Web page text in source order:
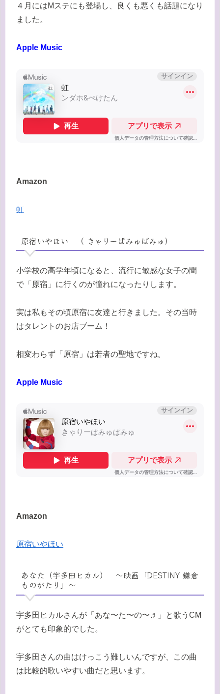
４月にはMステにも登場し、良くも悪くも話題になり
ました。
Apple Music
Amazon
虹
原宿いやほい （ きゃりーぱみゅぱみゅ）
小学校の高学年頃になると、流行に敏感な女子の間
で「原宿」に行くのが憧れになったりします。
実は私もその頃原宿に友達と行きました。その当時
はタレントのお店ブーム！
相変わらず「原宿」は若者の聖地ですね。
Apple Music
Amazon
原宿いやほい
あなた（宇多田ヒカル） 〜映画「DESTINY 鎌倉
ものがたり」〜
宇多田ヒカルさんが「あな〜た〜の〜♬」と歌うCM
がとても印象的でした。
宇多田さんの曲はけっこう難しいんですが、この曲
は比較的歌いやすい曲だと思います。